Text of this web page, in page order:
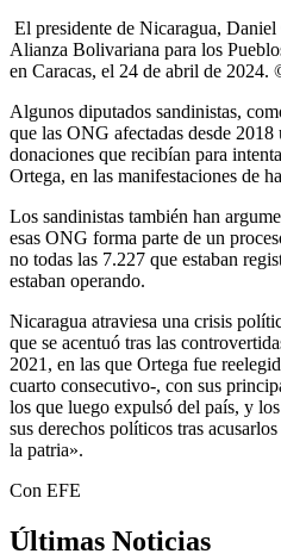
El presidente de Nicaragua,
Alianza Bolivariana para los
en Caracas, el 24 de abril de 2024.
Algunos diputados sandinistas,
que las ONG afectadas desde
donaciones que recibían para
Ortega, en las manifestaciones de
Los sandinistas también han
esas ONG forma parte de un
no todas las 7.227 que estaban
estaban operando.
Nicaragua atraviesa una crisis
que se acentuó tras las
2021, en las que Ortega fue
cuarto consecutivo-, con sus
los que luego expulsó del país, y
sus derechos políticos tras
la patria».
Con EFE
Últimas Noticias